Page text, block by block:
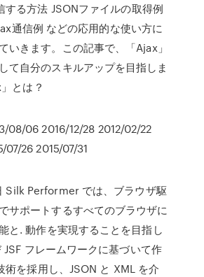
する方法 JSONファイルの取得例
通信例 などの応用的な使い方に
いきます。この記事で、「Ajax」
て自分のスキルアップを目指しま
とは？
08/06 2016/12/28 2012/02/22
07/26 2015/07/31
Silk Performer では、ブラウザ駆
サポートするすべてのブラウザに
と. 動作を実現することを目指し
フレームワークに基づいて作
術を採用し、JSON と XML を介